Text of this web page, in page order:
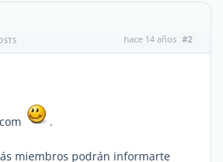
hace 14 años #2
.
miembros podrán informarte